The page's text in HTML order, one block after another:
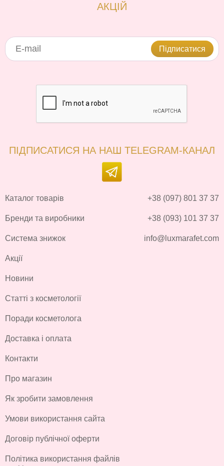
АКЦІЙ
Підписатися
ПІДПИСАТИСЯ НА НАШ TELEGRAM-КАНАЛ
Каталог товарів
Бренди та виробники
Система знижок
Акції
Новини
Статті з косметології
Поради косметолога
Доставка і оплата
Контакти
Про магазин
Як зробити замовлення
Умови використання сайта
Договір публічної оферти
Політика використання файлів
+38 (097) 801 37 37
+38 (093) 101 37 37
info@luxmarafet.com